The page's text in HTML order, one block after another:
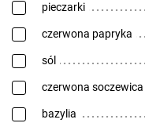
pieczarki
czerwona papryka
sól
czerwona soczewica
bazylia